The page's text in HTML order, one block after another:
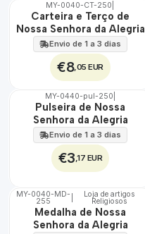
🇵🇹
MY-0040-CT-250
Carteira e Terço de
Nossa Senhora da Alegria
Envio de 1 a 3 dias
€8,05 EUR
🇵🇹
100%
MY-0440-pul-250
Pulseira de Nossa
Senhora da Alegria
Envio de 1 a 3 dias
€3 ,17 EUR
🇵🇹
100%
MY-0040-MD-
255
Loja de artigos
Religiosos
Medalha de Nossa
Senhora da Alegria